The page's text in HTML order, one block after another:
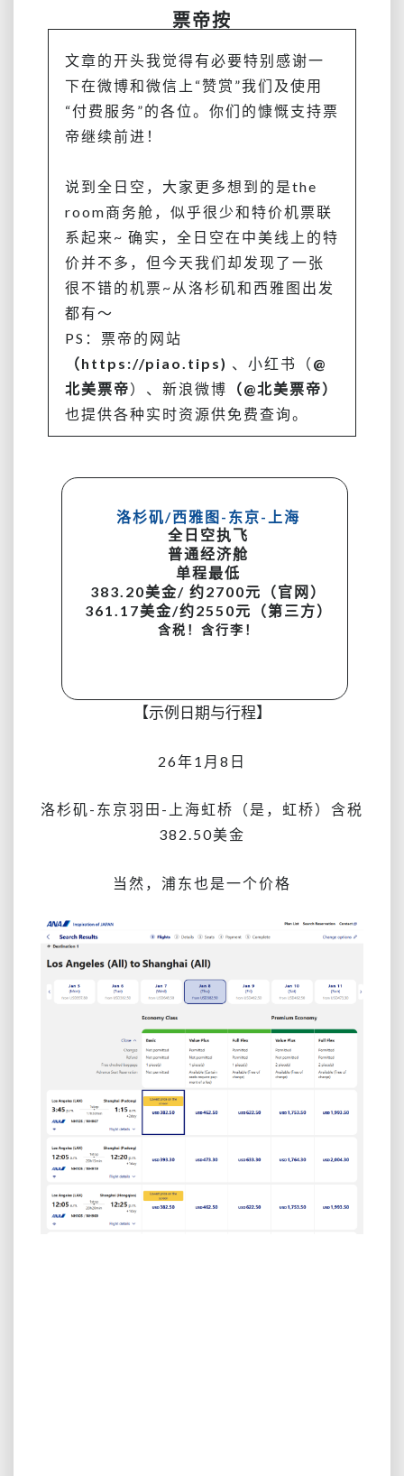
航
回
国？
有
行
能
有
机
会
在
日
本
买？
落
地
直
接
铁
票帝按
文章的开头我觉得有必要特别感谢一
下在微博和微信上“赞赏”我们及使用
“付费服务”的各位。你们的慷慨支持票
帝继续前进！
说到全日空，大家更多想到的是the
room商务舱，似乎很少和特价机票联
系起来~ 确实，全日空在中美线上的特
价并不多，但今天我们却发现了一张
很不错的机票~从洛杉矶和西雅图出发
都有～
PS：票帝的网站
（https://piao.tips) 、小红书（ @
北美票帝）、新浪微博
（@北美票帝）
也提供各种实时资源供免费查询。
洛杉矶/西雅图-东京-上海
全日空执飞
普通经济舱
单程最低
383.20美金/ 约2700元（官网）
361.17美金/约2550元（第三方）
含税！含行李！
【示例日期与行程】
26年1月8日
洛杉矶-东京羽田-上海虹桥（是，虹桥）含税
382.50美金
当然，浦东也是一个价格